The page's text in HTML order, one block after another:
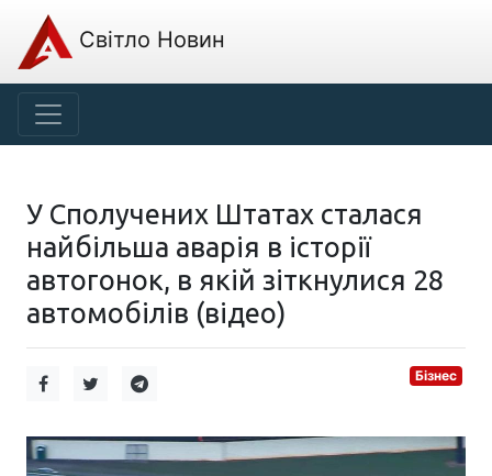
Світло Новин
У Сполучених Штатах сталася
найбільша аварія в історії
автогонок, в якій зіткнулися 28
автомобілів (відео)
Бізнес